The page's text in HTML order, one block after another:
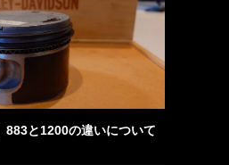
883と1200の違いについて